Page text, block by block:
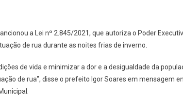
a Lei nº 2.845/2021, que autoriza o Poder
de rua durante as noites frias de inverno.
de vida e minimizar a dor e a desigualdade da
de rua”, disse o prefeito Igor Soares em mensagem